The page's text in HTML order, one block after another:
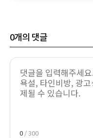
0개의 댓글
0 / 300